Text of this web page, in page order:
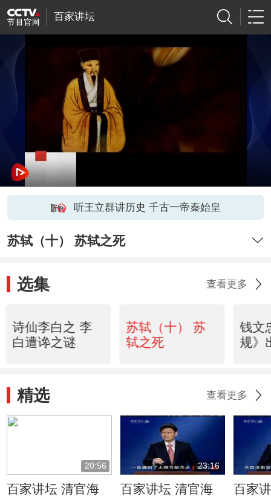
百家讲坛
听王立群讲历史 千古一帝秦始皇
苏轼（十） 苏轼之死
选集 查看更多
诗仙李白之 李
白遭谗之谜
苏轼（十） 苏
轼之死
钱文
规》
精选 查看更多
20:56
百家讲坛 清官海
23:16
百家讲坛 清官海
百家